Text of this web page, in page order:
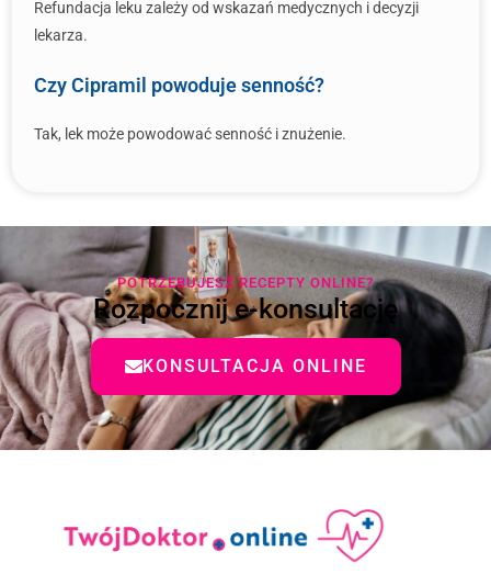
Refundacja leku zależy od wskazań medycznych i decyzji
lekarza.
Czy Cipramil powoduje senność?
Tak, lek może powodować senność i znużenie.
POTRZEBUJESZ RECEPTY ONLINE?
Rozpocznij e-konsultację
KONSULTACJA ONLINE